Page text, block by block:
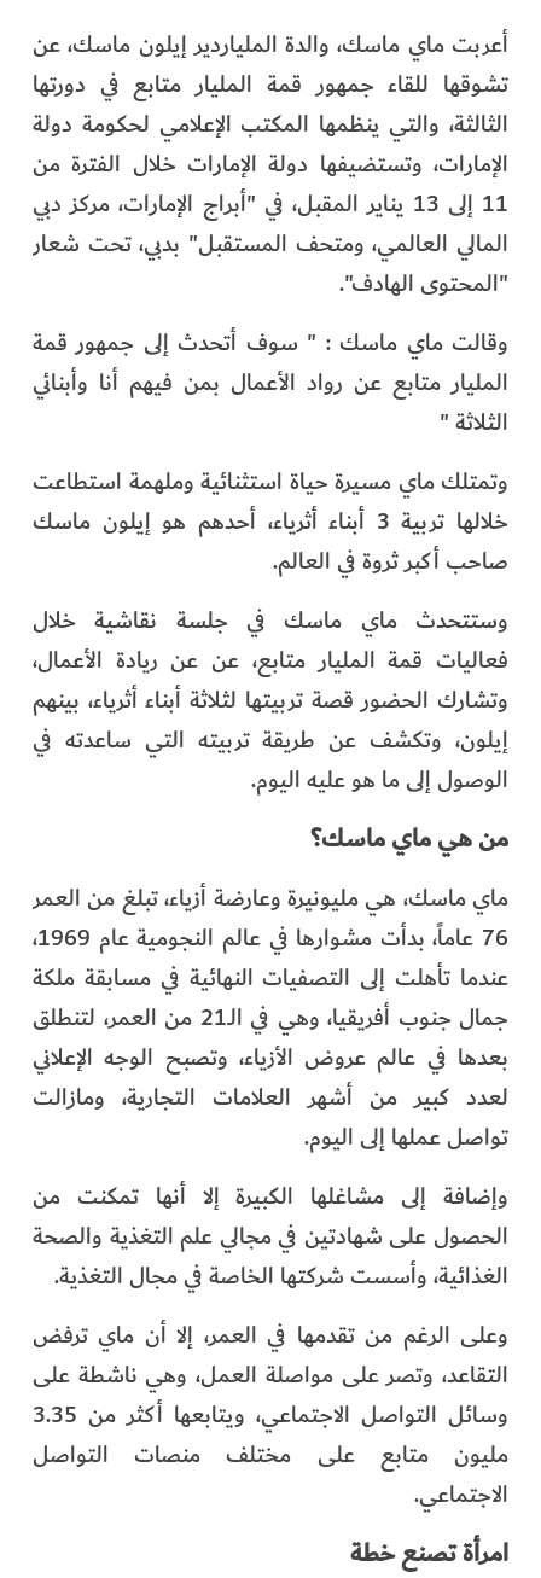
أبناء الديرة
الفرجان
تكنولوجيا
من العالم
الأكثر قراءة
أعربت ماي ماسك، والدة الملياردير إيلون ماسك، عن
تشوقها للقاء جمهور قمة المليار متابع في دورتها
الثالثة، والتي ينظمها المكتب الإعلامي لحكومة دولة
الإمارات، وتستضيفها دولة الإمارات خلال الفترة من
11 إلى 13 يناير المقبل، في "أبراج الإمارات، مركز دبي
المالي العالمي، ومتحف المستقبل" بدبي، تحت شعار
"المحتوى الهادف".
وقالت ماي ماسك : " سوف أتحدث إلى جمهور قمة
المليار متابع عن رواد الأعمال بمن فيهم أنا وأبنائي
الثلاثة "
وتمتلك ماي مسيرة حياة استثنائية وملهمة استطاعت
خلالها تربية 3 أبناء أثرياء، أحدهم هو إيلون ماسك
صاحب أكبر ثروة في العالم.
وستتحدث ماي ماسك في جلسة نقاشية خلال
فعاليات قمة المليار متابع، عن عن ريادة الأعمال،
وتشارك الحضور قصة تربيتها لثلاثة أبناء أثرياء، بينهم
إيلون، وتكشف عن طريقة تربيته التي ساعدته في
الوصول إلى ما هو عليه اليوم.
من هي ماي ماسك؟
ماي ماسك، هي مليونيرة وعارضة أزياء، تبلغ من العمر
76 عاماً، بدأت مشوارها في عالم النجومية عام 1969،
عندما تأهلت إلى التصفيات النهائية في مسابقة ملكة
جمال جنوب أفريقيا، وهي في الـ21 من العمر، لتنطلق
بعدها في عالم عروض الأزياء، وتصبح الوجه الإعلاني
لعدد كبير من أشهر العلامات التجارية، ومازالت
تواصل عملها إلى اليوم.
وإضافة إلى مشاغلها الكبيرة إلا أنها تمكنت من
الحصول على شهادتين في مجالي علم التغذية والصحة
الغذائية، وأسست شركتها الخاصة في مجال التغذية.
وعلى الرغم من تقدمها في العمر، إلا أن ماي ترفض
التقاعد، وتصر على مواصلة العمل، وهي ناشطة على
وسائل التواصل الاجتماعي، ويتابعها أكثر من 3.35
مليون متابع على مختلف منصات التواصل
الاجتماعي.
امرأة تصنع خطة